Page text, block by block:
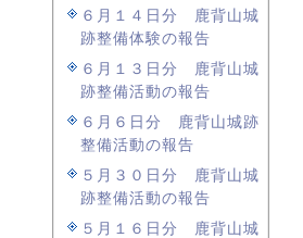
６月１４日分 鹿背山城
跡整備体験の報告
６月１３日分 鹿背山城
跡整備活動の報告
６月６日分 鹿背山城跡
整備活動の報告
５月３０日分 鹿背山城
跡整備活動の報告
５月１６日分 鹿背山城